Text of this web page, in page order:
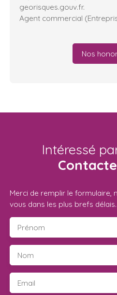
georisques.gouv.fr.
Agent commercial
Nos
Intéressé
Merci de remplir le formulaire,
vous dans les plus brefs délais.
Prénom
Nom
Email